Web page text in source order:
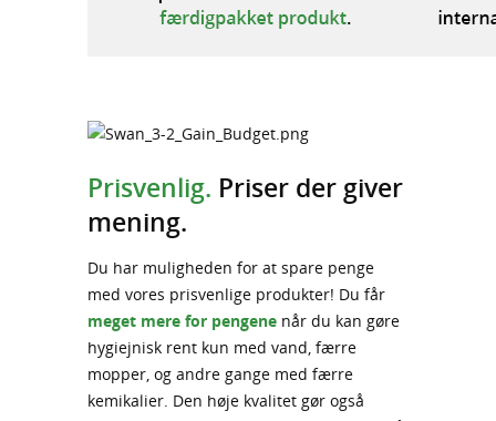
Prisvenlig. Priser der giver
mening.
Du har muligheden for at spare penge
med vores prisvenlige produkter! Du får
meget mere for pengene når du kan gøre
hygiejnisk rent kun med vand, færre
mopper, og andre gange med færre
kemikalier. Den høje kvalitet gør også